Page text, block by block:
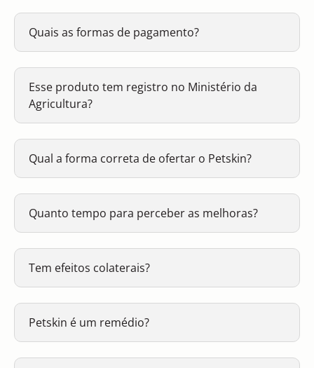
Quais as formas de pagamento?
Esse produto tem registro no Ministério da
Agricultura?
Qual a forma correta de ofertar o Petskin?
Quanto tempo para perceber as melhoras?
Tem efeitos colaterais?
Petskin é um remédio?